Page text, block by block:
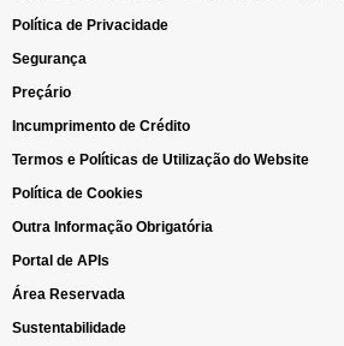
Política de Privacidade
Segurança
Preçário
Incumprimento de Crédito
Termos e Políticas de Utilização do Website
Política de Cookies
Outra Informação Obrigatória
Portal de APIs
Área Reservada
Sustentabilidade